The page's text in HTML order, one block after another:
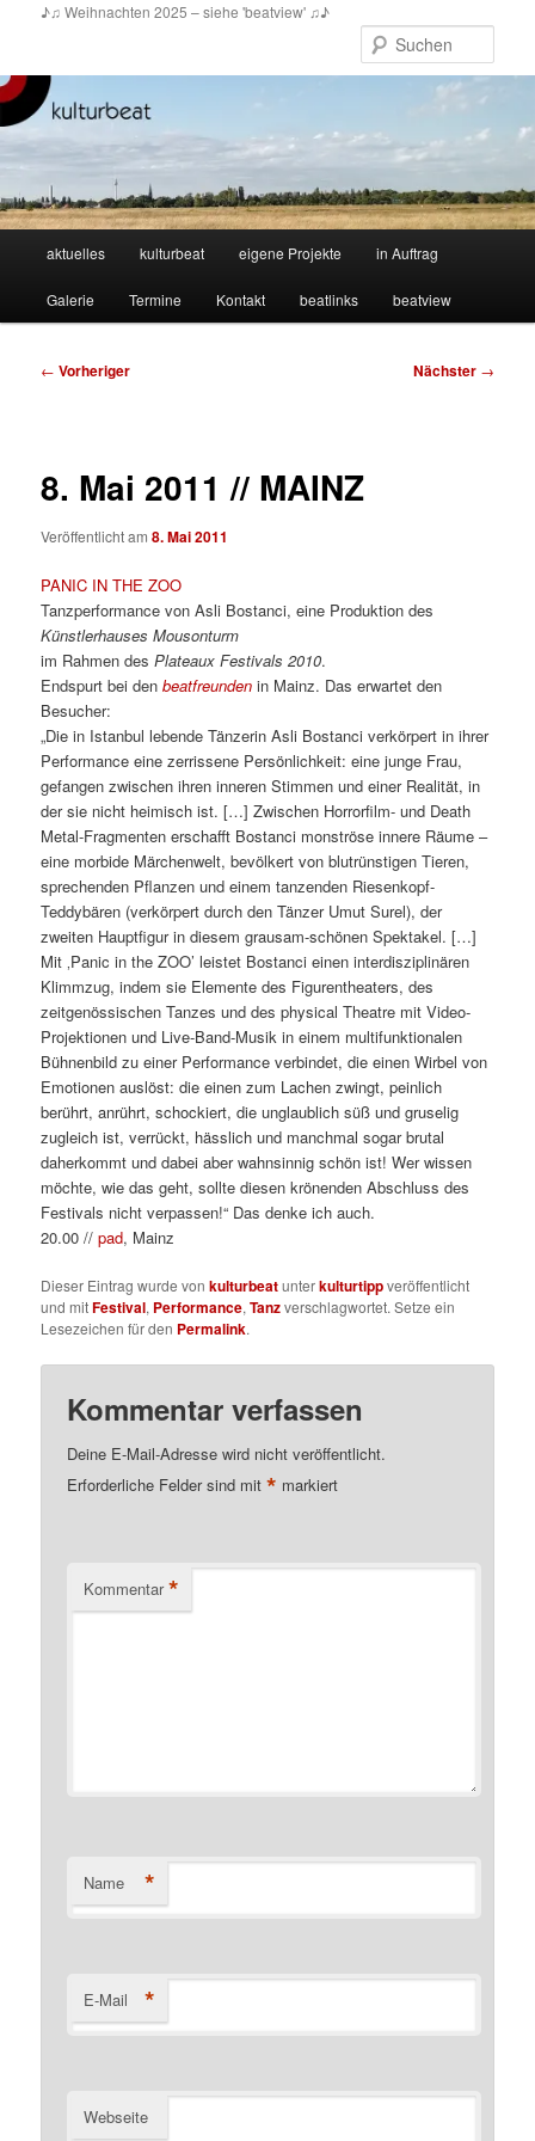
springen
♪♫ Weihnachten 2025 – siehe 'beatview' ♫♪
aktuelles kulturbeat eigene Projekte in Auftrag
Galerie Termine Kontakt beatlinks beatview
Beitragsnavigation
← Vorheriger Nächster →
8. Mai 2011 // MAINZ
Veröffentlicht am8. Mai 2011
PANIC IN THE ZOO
Tanzperformance von Asli Bostanci, eine Produktion des
Künstlerhauses Mousonturm
im Rahmen desPlateaux Festivals 2010.
Endspurt bei denbeatfreunden in Mainz. Das erwartet den
Besucher:
„Die in Istanbul lebende Tänzerin Asli Bostanci verkörpert in ihrer
Performance eine zerrissene Persönlichkeit: eine junge Frau,
gefangen zwischen ihren inneren Stimmen und einer Realität, in
der sie nicht heimisch ist. […] Zwischen Horrorfilm- und Death
Metal-Fragmenten erschafft Bostanci monströse innere Räume –
eine morbide Märchenwelt, bevölkert von blutrünstigen Tieren,
sprechenden Pflanzen und einem tanzenden Riesenkopf-
Teddybären (verkörpert durch den Tänzer Umut Surel), der
zweiten Hauptfigur in diesem grausam-schönen Spektakel. […]
Mit ‚Panic in the ZOO’ leistet Bostanci einen interdisziplinären
Klimmzug, indem sie Elemente des Figurentheaters, des
zeitgenössischen Tanzes und des physical Theatre mit Video-
Projektionen und Live-Band-Musik in einem multifunktionalen
Bühnenbild zu einer Performance verbindet, die einen Wirbel von
Emotionen auslöst: die einen zum Lachen zwingt, peinlich
berührt, anrührt, schockiert, die unglaublich süß und gruselig
zugleich ist, verrückt, hässlich und manchmal sogar brutal
daherkommt und dabei aber wahnsinnig schön ist! Wer wissen
möchte, wie das geht, sollte diesen krönenden Abschluss des
Festivals nicht verpassen!“ Das denke ich auch.
20.00 //pad, Mainz
Dieser Eintrag wurde vonkulturbeatunterkulturtippveröffentlicht
und mitFestival, Performance,Tanzverschlagwortet. Setze ein
Lesezeichen für den Permalink.
Kommentar verfassen
Deine E-Mail-Adresse wird nicht veröffentlicht.
Erforderliche Felder sind mit* markiert
Kommentar *
Name *
E-Mail *
Webseite